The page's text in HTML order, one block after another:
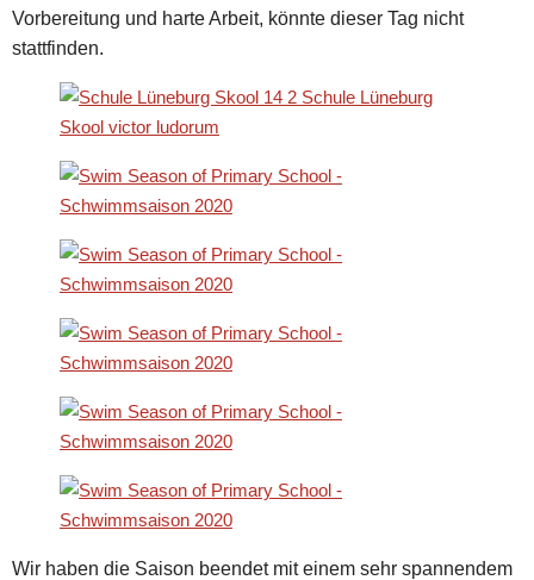
Vorbereitung und harte Arbeit, könnte dieser Tag nicht
stattfinden.
Wir haben die Saison beendet mit einem sehr spannendem